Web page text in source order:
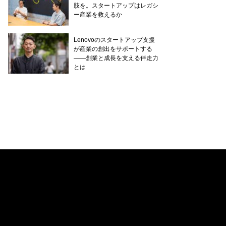
肢を。スタートアップはレガシ
ー産業を救えるか
Lenovoのスタートアップ支援
が産業の創出をサポートする
——創業と成長を支える伴走力
とは